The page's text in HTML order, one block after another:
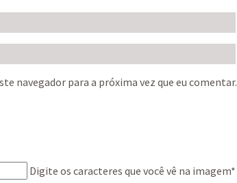
navegador para a próxima vez que eu comentar.
Digite os caracteres que você vê na imagem*